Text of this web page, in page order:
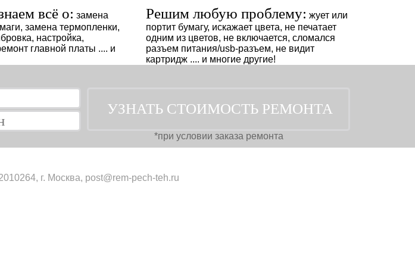
всё о: замена
замена термопленки,
настройка,
главной платы .... и
Решим любую проблему: жует или
портит бумагу, искажает цвета, не печатает
одним из цветов, не включается, сломался
разъем питания/usb-разъем, не видит
картридж .... и многие другие!
*при условии заказа ремонта
г. Москва, post@rem-pech-teh.ru